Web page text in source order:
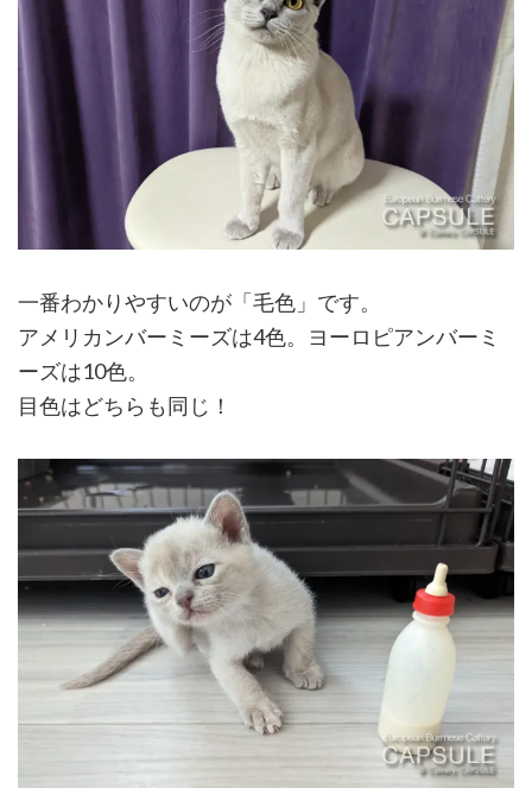
一番わかりやすいのが「毛色」です。
アメリカンバーミーズは4色。ヨーロピアンバーミ
ーズは10色。
目色はどちらも同じ！